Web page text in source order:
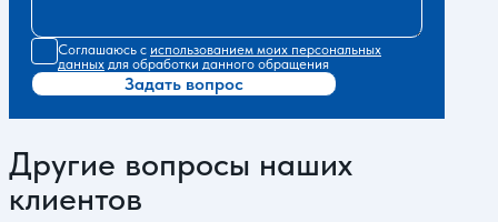
Соглашаюсь с использованием моих персональных
данных для обработки данного обращения
Задать вопрос
Другие вопросы наших
клиентов